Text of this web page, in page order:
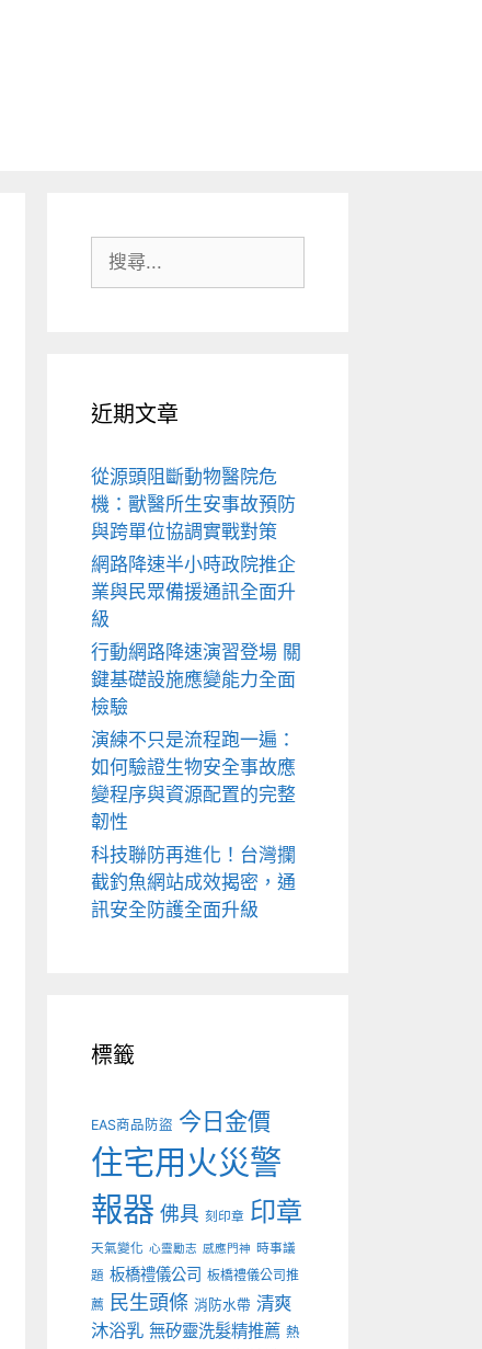
尋:
近期文章
從源頭阻斷動物醫院危
機：獸醫所生安事故預防
與跨單位協調實戰對策
網路降速半小時政院推企
業與民眾備援通訊全面升
級
行動網路降速演習登場 關
鍵基礎設施應變能力全面
檢驗
演練不只是流程跑一遍：
如何驗證生物安全事故應
變程序與資源配置的完整
韌性
科技聯防再進化！台灣攔
截釣魚網站成效揭密，通
訊安全防護全面升級
標籤
EAS商品防盜 今日金價
住宅用火災警
報器 佛具 刻印章 印章
天氣變化 心靈勵志 感應門神 時事議
題 板橋禮儀公司 板橋禮儀公司推
薦 民生頭條 消防水帶 清爽
沐浴乳 無矽靈洗髮精推薦 熱